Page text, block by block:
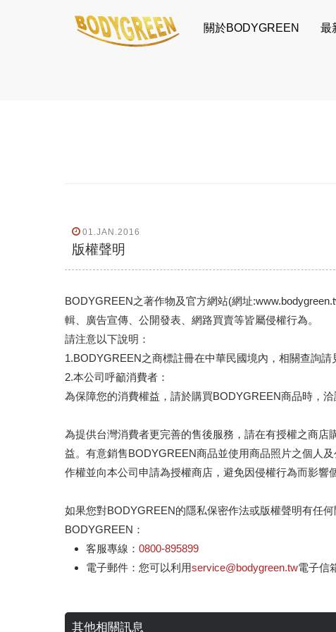
關於BODYGREEN 最
01.JAN.2016
版權聲明
BODYGREEN之著作物及官方網站(網址
輯、廣告宣傳、公開發表、網路買賣等皆屬侵權行為。
請注意以下說明：
1.BODYGREEN之商標註冊在中華民國境內，相關查詢請
2.本公司呼籲消費者：
為保障您的消費權益，請於購買BODYGREEN商品時，
為提供台灣消費者更完善的售後服務，請在有授權之商
益。有意銷售BODYGREEN商品並使用商品照片之個人
作權並向本公司申請為授權商店，避免因侵權行為而影響
如果您對BODYGREEN的隱私保密作法或版權聲明有任
BODYGREEN：
客服專線： 0800-895899
電子郵件：您可以利用service@bodygreen.tw電子信
其他相關訊息